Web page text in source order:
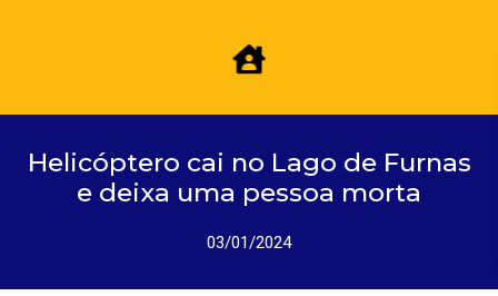
Helicóptero cai no Lago de Furnas
e deixa uma pessoa morta
03/01/2024